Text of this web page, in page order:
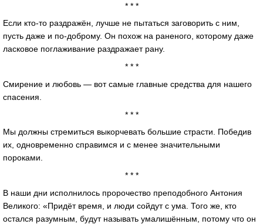
* * *
Если кто-то раздражён, лучше не пытаться заговорить с ним,
пусть даже и по-доброму. Он похож на раненого, которому даже
ласковое поглаживание раздражает рану.
* * *
Смирение и любовь — вот самые главные средства для нашего
спасения.
* * *
Мы должны стремиться выкорчевать большие страсти. Победив
их, одновременно справимся и с менее значительными
пороками.
* * *
В наши дни исполнилось пророчество преподобного Антония
Великого: «Придёт время, и люди сойдут с ума. Того же, кто
остался разумным, будут называть умалишённым, потому что он